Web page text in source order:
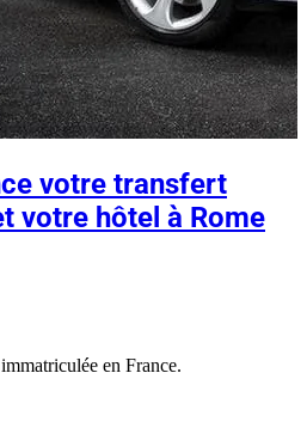
votre transfert
votre hôtel à Rome
en France.